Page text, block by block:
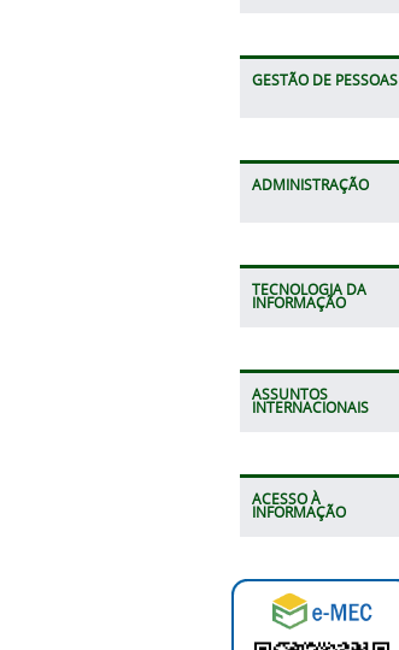
GESTÃO DE PESSOAS
ADMINISTRAÇÃO
TECNOLOGIA DA
INFORMAÇÃO
ASSUNTOS
INTERNACIONAIS
ACESSO À
INFORMAÇÃO